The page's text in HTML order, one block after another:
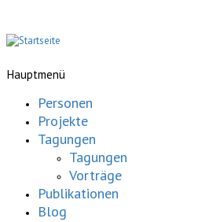
Hauptmenü
Personen
Projekte
Tagungen
Tagungen
Vorträge
Publikationen
Blog